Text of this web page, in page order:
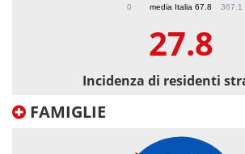
media Italia 67.8
0 367.1
27.8
Incidenza di residenti
FAMIGLIE